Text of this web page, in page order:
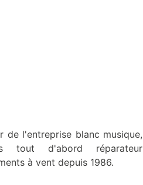
de l'entreprise blanc musique,
tout d'abord réparateur
à vent depuis 1986.